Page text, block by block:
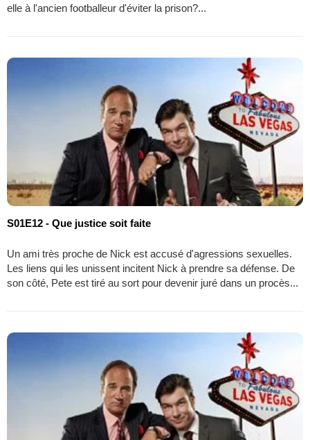
elle à l'ancien footballeur d'éviter la prison?...
S01E12 - Que justice soit faite
Un ami très proche de Nick est accusé d'agressions sexuelles.
Les liens qui les unissent incitent Nick à prendre sa défense. De
son côté, Pete est tiré au sort pour devenir juré dans un procès...